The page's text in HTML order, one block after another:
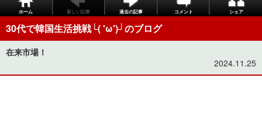
ホーム 新しい記事 過去の記事 コメント シェア
30代で韓国生活挑戦└( 'ω')┘のブログ
在来市場！
2024.11.25